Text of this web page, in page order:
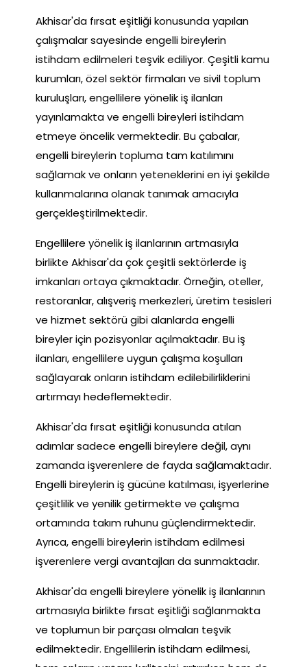
Akhisar'da fırsat eşitliği konusunda yapılan
çalışmalar sayesinde engelli bireylerin
istihdam edilmeleri teşvik ediliyor. Çeşitli kamu
kurumları, özel sektör firmaları ve sivil toplum
kuruluşları, engellilere yönelik iş ilanları
yayınlamakta ve engelli bireyleri istihdam
etmeye öncelik vermektedir. Bu çabalar,
engelli bireylerin topluma tam katılımını
sağlamak ve onların yeteneklerini en iyi şekilde
kullanmalarına olanak tanımak amacıyla
gerçekleştirilmektedir.
Engellilere yönelik iş ilanlarının artmasıyla
birlikte Akhisar'da çok çeşitli sektörlerde iş
imkanları ortaya çıkmaktadır. Örneğin, oteller,
restoranlar, alışveriş merkezleri, üretim tesisleri
ve hizmet sektörü gibi alanlarda engelli
bireyler için pozisyonlar açılmaktadır. Bu iş
ilanları, engellilere uygun çalışma koşulları
sağlayarak onların istihdam edilebilirliklerini
artırmayı hedeflemektedir.
Akhisar'da fırsat eşitliği konusunda atılan
adımlar sadece engelli bireylere değil, aynı
zamanda işverenlere de fayda sağlamaktadır.
Engelli bireylerin iş gücüne katılması, işyerlerine
çeşitlilik ve yenilik getirmekte ve çalışma
ortamında takım ruhunu güçlendirmektedir.
Ayrıca, engelli bireylerin istihdam edilmesi
işverenlere vergi avantajları da sunmaktadır.
Akhisar'da engelli bireylere yönelik iş ilanlarının
artmasıyla birlikte fırsat eşitliği sağlanmakta
ve toplumun bir parçası olmaları teşvik
edilmektedir. Engellilerin istihdam edilmesi,